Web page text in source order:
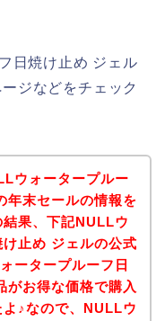
日焼け止め ジェル
ジなどをチェック
ウォータープルー
年末セールの情報を
果、下記NULLウ
止め ジェルの公式
ータープルーフ日
がお得な価格で購入
♪なので、NULLウ